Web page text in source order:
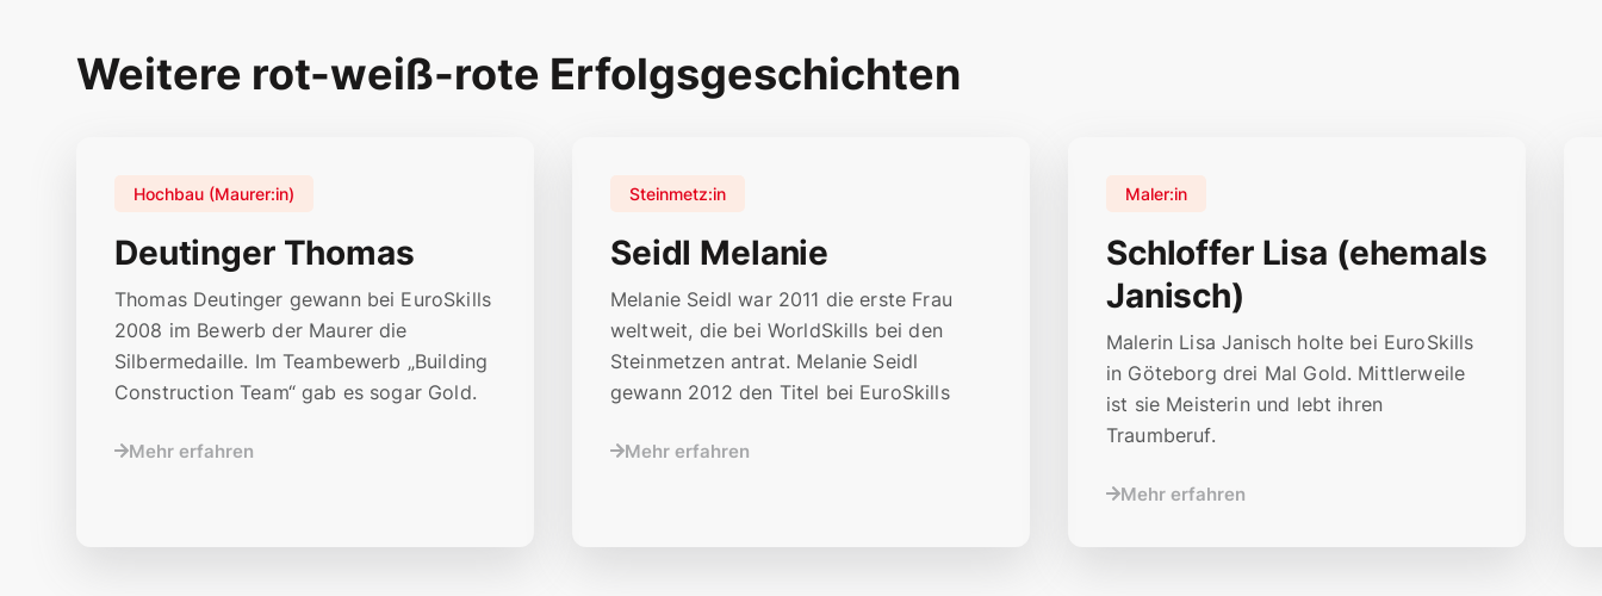
Weitere rot-weiß-rote Erfolgsgeschichten
Deutinger Thomas
Hochbau (Maurer:in)
Thomas Deutinger gewann bei EuroSkills
2008 im Bewerb der Maurer die
Silbermedaille. Im Teambewerb „Building
Construction Team“ gab es sogar Gold.
Mehr erfahren
Seidl Melanie
Steinmetz:in
Melanie Seidl war 2011 die erste Frau
weltweit, die bei WorldSkills bei den
Steinmetzen antrat. Melanie Seidl
gewann 2012 den Titel bei EuroSkills
Mehr erfahren
Schloffer Lisa (ehemals
Janisch)
Maler:in
Malerin Lisa Janisch holte bei EuroSkills
in Göteborg drei Mal Gold. Mittlerweile
ist sie Meisterin und lebt ihren
Traumberuf.
Mehr erfahren